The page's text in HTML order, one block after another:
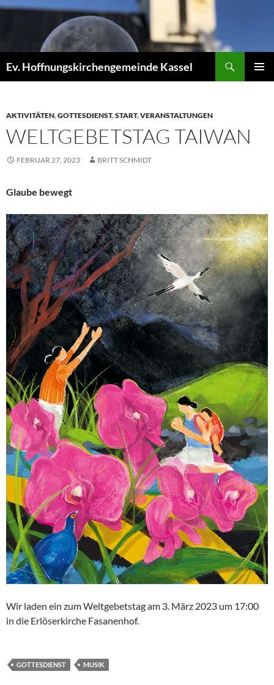
Zum
Ev. Hoffnungskirchengemeinde Kassel
AKTIVITÄTEN,GOTTESDIENST,START,VERANSTALTUNGEN
WELTGEBETSTAG TAIWAN
FEBRUAR 27, 2023 BRITT SCHMIDT
Glaube bewegt
Wir laden ein zum Weltgebetstag am 3. März 2023 um 17:00
in die Erlöserkirche Fasanenhof.
GOTTESDIENST MUSIK